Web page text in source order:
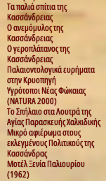
Τα παλιά σπίτια της
Κασσάνδρειας
Ο ανεμόμυλος της
Κασσάνδρειας
Ο γεροπλάτανος της
Κασσάνδρειας
Παλαιοντολογικά ευρήματα
στην Κρυοπηγή
Υγρότοποι Νέας Φώκαιας
(NATURA 2000)
Το Σπήλαιο στα Λουτρά της
Αγίας Παρασκευής Χαλκιδικής
Μικρό αφιέρωμα στους
εκλεγμένους Πολιτικούς της
Κασσάνδρας
Μοτέλ Ξενία Παλιουρίου
(1962)